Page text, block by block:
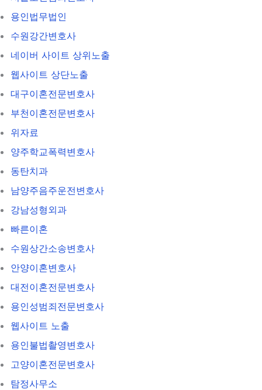
용인법무법인
수원강간변호사
네이버 사이트 상위노출
웹사이트 상단노출
대구이혼전문변호사
부천이혼전문변호사
위자료
양주학교폭력변호사
동탄치과
남양주음주운전변호사
강남성형외과
빠른이혼
수원상간소송변호사
안양이혼변호사
대전이혼전문변호사
용인성범죄전문변호사
웹사이트 노출
용인불법촬영변호사
고양이혼전문변호사
탐정사무소